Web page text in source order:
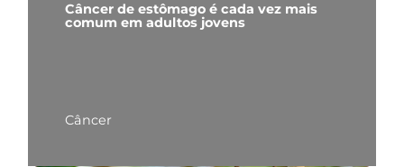
Câncer de estômago é cada vez mais
comum em adultos jovens
Câncer